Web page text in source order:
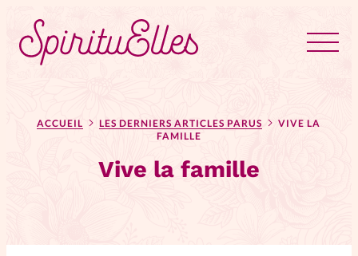
Tous les articles
Actus
Actus au féminin
ACCUEIL LES DERNIERS ARTICLES PARUS
VIVE LA
FAMILLE
Vive la famille